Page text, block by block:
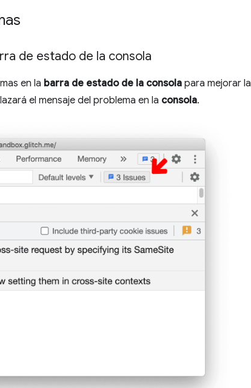
de estado de la consola
en la barra de estado de la consola para mejorar la
el mensaje del problema en la consola.